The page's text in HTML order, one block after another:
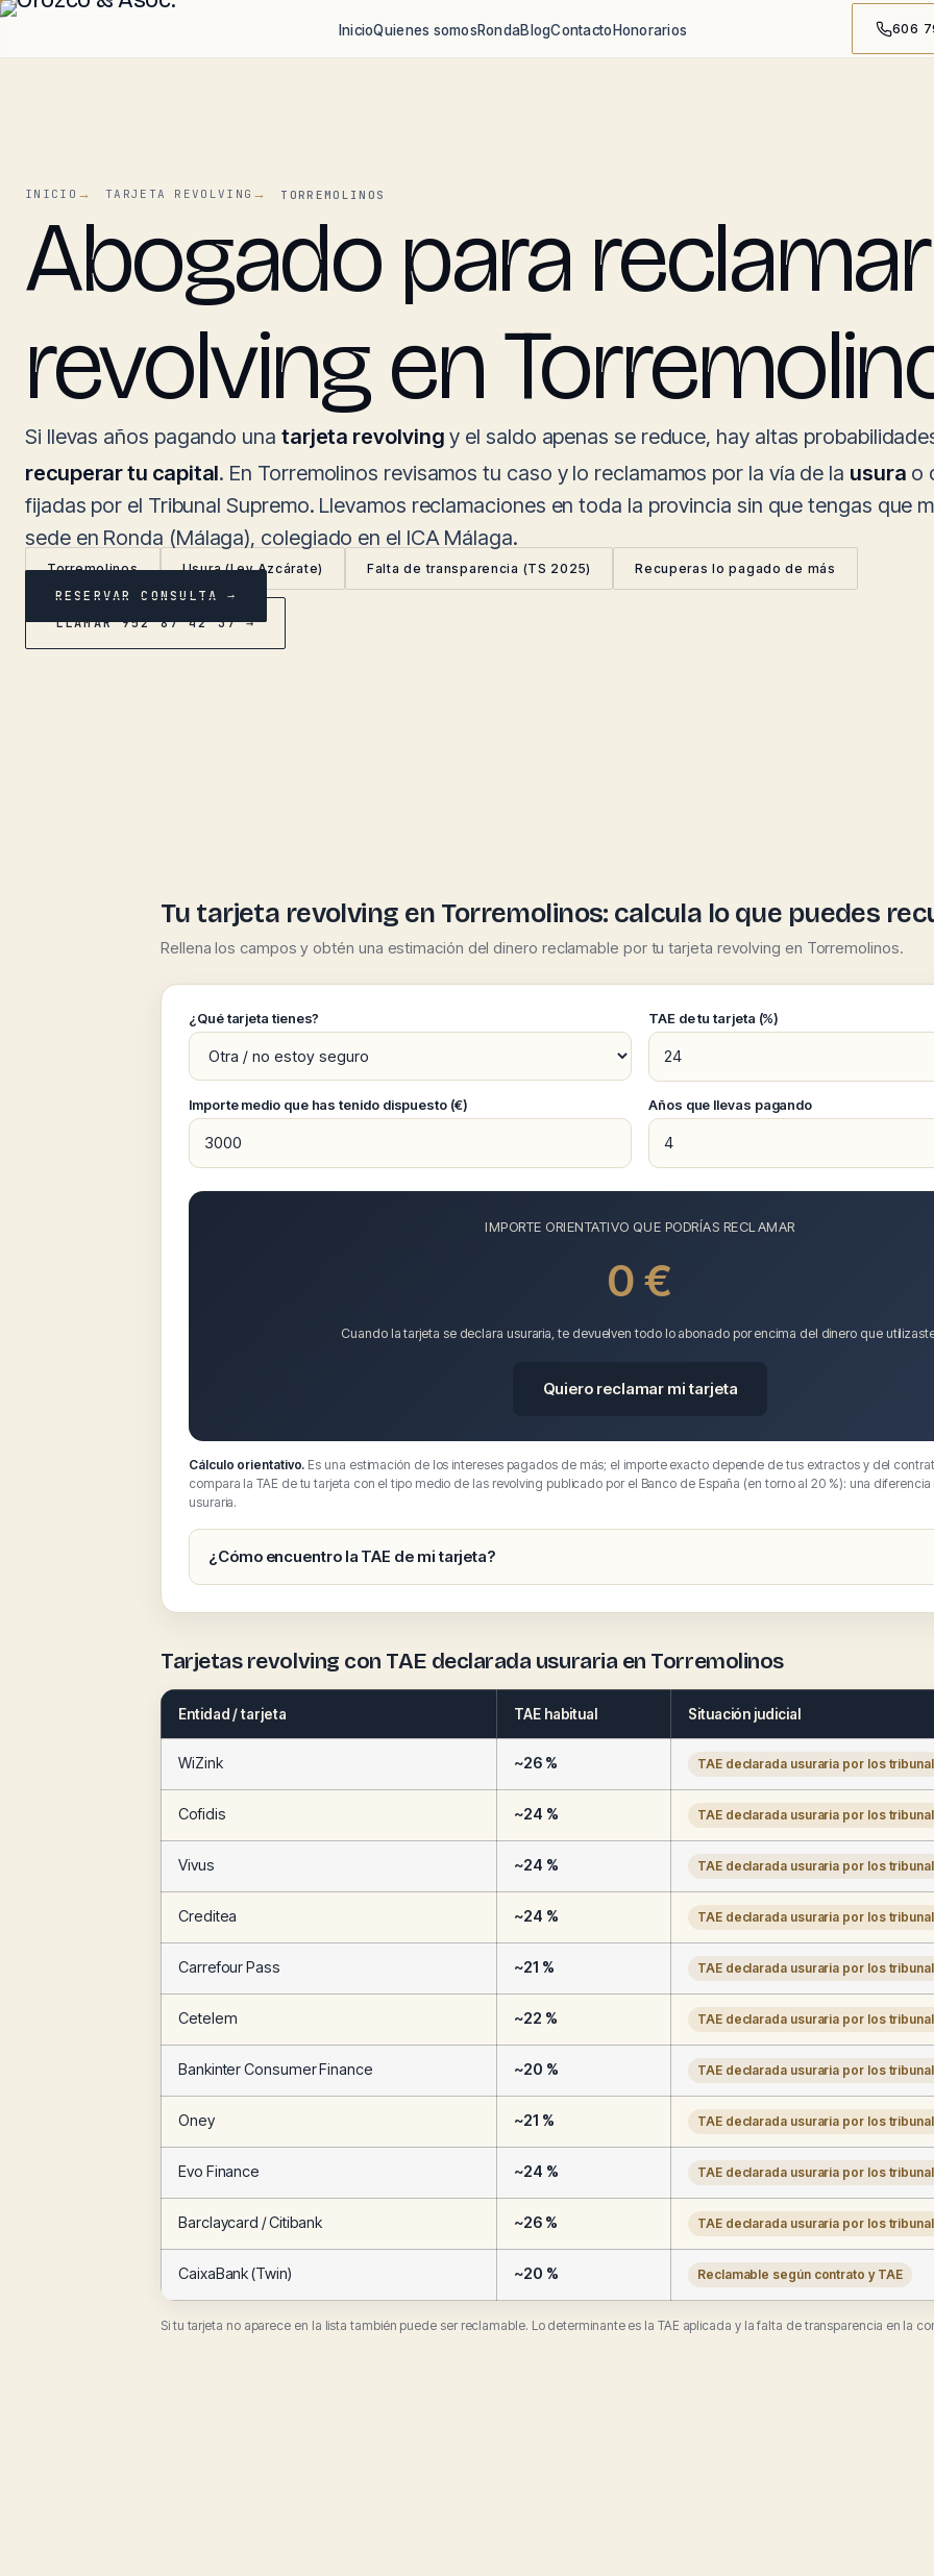
InicioQuienes somosRondaBlogContactoHonorarios 606
INICIO TARJETA REVOLVING TORREMOLINOS
Abogado para
revolving en
Si llevas años pagando una tarjeta revolving y el saldo apenas se reduce, hay altas
recuperar tu capital. En Torremolinos revisamos tu caso y lo reclamamos por la vía de la usura o
fijadas por el Tribunal Supremo. Llevamos reclamaciones en toda la provincia sin que tengas que
sede en Ronda (Málaga), colegiado en el ICA Málaga.
Torremolinos Usura (Ley Azcárate) Falta de transparencia (TS 2025) Recuperas lo pagado de más
RESERVAR CONSULTA →
LLAMAR 952 87 42 37 →
Tu tarjeta revolving en Torremolinos: calcula lo que puedes
Rellena los campos y obtén una estimación del dinero reclamable por tu tarjeta revolving en Torremolinos.
¿Qué tarjeta tienes? TAE de tu tarjeta (%)
Importe medio que has tenido dispuesto (€) Años que llevas pagando
IMPORTE ORIENTATIVO QUE PODRÍAS RECLAMAR
0 €
Cuando la tarjeta se declara usuraria, te devuelven todo lo abonado por encima del dinero que
Quiero reclamar mi tarjeta
Cálculo orientativo. Es una estimación de los intereses pagados de más; el importe exacto depende de tus extractos y del
compara la TAE de tu tarjeta con el tipo medio de las revolving publicado por el Banco de España (en torno al 20 %): una
usuraria.
¿Cómo encuentro la TAE de mi tarjeta?
Tarjetas revolving con TAE declarada usuraria en Torremolinos
Entidad / tarjeta TAE habitual Situación judicial
WiZink ~26 % TAE declarada usuraria por los
Cofidis ~24 % TAE declarada usuraria por los
Vivus ~24 % TAE declarada usuraria por los
Creditea ~24 % TAE declarada usuraria por los
Carrefour Pass ~21 % TAE declarada usuraria por los
Cetelem ~22 % TAE declarada usuraria por los
Bankinter Consumer Finance ~20 % TAE declarada usuraria por los
Oney ~21 % TAE declarada usuraria por los
Evo Finance ~24 % TAE declarada usuraria por los
Barclaycard / Citibank ~26 % TAE declarada usuraria por los
CaixaBank (Twin) ~20 % Reclamable según contrato y TAE
Si tu tarjeta no aparece en la lista también puede ser reclamable. Lo determinante es la TAE aplicada y la falta de transparencia en la